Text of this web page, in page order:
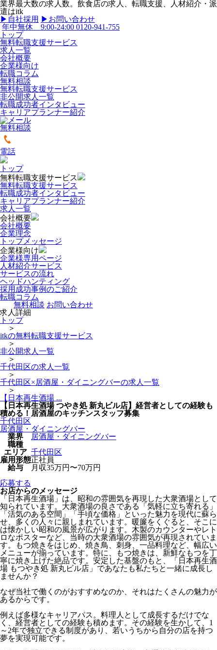
業界最大数の求人数。飲食店の求人、転職支援、人材紹介・派
遣はitk
▶︎自社採用 ▶︎お問い合わせ
年中無休 9:00-24:00 0120-941-755
トップ
無料転職支援サービス
求人一覧
会社概要
企業様向け
転職コラム
無料相談
無料転職支援サービス
非公開求人一覧
転職成功者インタビュー
キャリアプランナー紹介
無料相談
電話
トップ
無料転職支援サービス
無料転職支援サービス
転職成功者インタビュー
キャリアプランナー紹介
求人一覧
会社概要
会社概要
企業理念
トップメッセージ
企業様向け
企業様専用ページ
人材紹介サービス
サービスの流れ
ヘッドハンティング
採用成功事例のご紹介
転職コラム
無料相談 お問い合わせ
求人詳細
トップ
＞
itkの無料転職支援サービス
＞
非公開求人一覧
＞
千代田区の求人一覧
＞
千代田区×居酒屋・ダイニングバーの求人一覧
＞
【日本再生酒場 ...
【日本再生酒場 つやき処 新丸ビル店】経営者としての経験も
積める！居酒屋のキッチンスタッフ募集
千代田区
居酒屋・ダイニングバー
業界
居酒屋・ダイニングバー
職種
エリア 千代田区
雇用形態正社員
給与
月収35万円〜70万円
応募する
お店からのメッセージ
「日本再生酒場」は、昭和の雰囲気を再現した大衆酒場として
知られています。大衆酒場の良さである「気軽に立ち寄れる」
「活気のある空間」「手頃な価格」といった魅力を現代に蘇ら
せ、多くの人々に親しまれています。暖簾をくぐると、そこに
は懐かしい昭和の風景が広がります。木製のカウンターやレト
ロなポスターなど、当時の大衆酒場の雰囲気が再現されていま
す。もつ焼きをはじめ、焼き鳥、刺身、一品料理など、幅広い
メニューが揃っています。特に、もつ焼きは、新鮮なもつを丁
寧に焼き上げた絶品です。安定した基盤のもと、「日本再生酒
場 もつやき処 新丸ビル店」であなたも私たちと一緒に成長し
ませんか？
なぜ当社で働くのがおすすめなのか、それはたくさんの魅力が
あるからです。
例えば多様なキャリアパス。料理人として成長するだけでな
く、経営者としての経験も積めます。その経験を生かして、1
～2年で独立できる制度があり、若いうちから自分の店を持つ
夢を実現可能です。